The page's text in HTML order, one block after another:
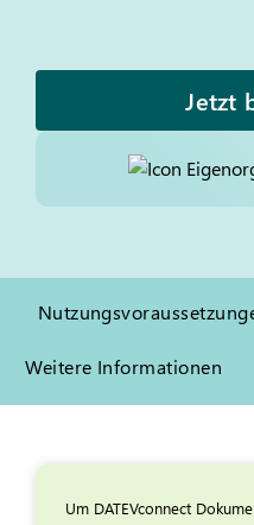
Jetzt
Weitere Informationen
Um DATEVconnect